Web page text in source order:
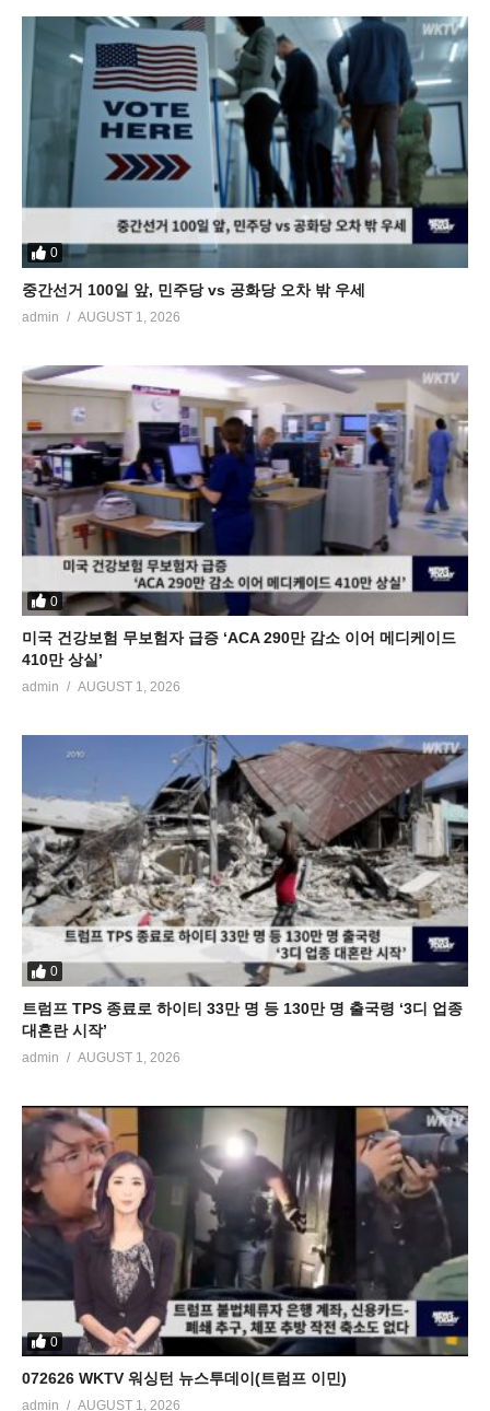
0
중간선거 100일 앞, 민주당 vs 공화당 오차 밖 우세
admin AUGUST 1, 2026
0
미국 건강보험 무보험자 급증 ‘ACA 290만 감소 이어 메디케이드
410만 상실’
admin AUGUST 1, 2026
0
트럼프 TPS 종료로 하이티 33만 명 등 130만 명 출국령 ‘3디 업종
대혼란 시작’
admin AUGUST 1, 2026
0
072626 WKTV 워싱턴 뉴스투데이(트럼프 이민)
admin AUGUST 1, 2026